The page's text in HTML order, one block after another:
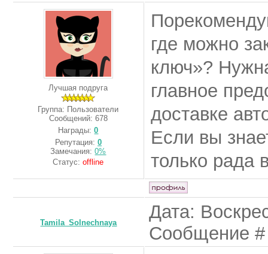
Лучшая подруга
Группа: Пользователи
Сообщений: 678
Награды:0
Репутация: 0
Замечания:0%
Статус:offline
где можно
ключ»?
главное
доставке
Если вы
только рада
Tamila_Solnechnaya
Дата:
Сообщение